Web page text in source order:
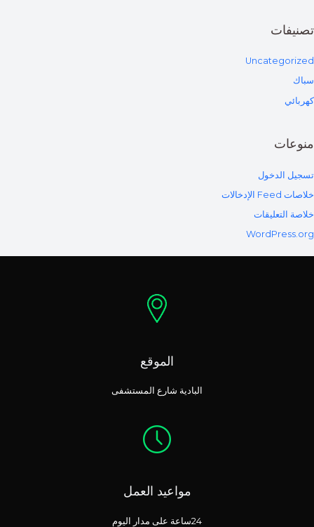
تصنيفات
Uncategorized
سباك
كهربائي
منوعات
تسجيل الدخول
خلاصات Feed الإدخالات
خلاصة التعليقات
WordPress.org
الموقع
البادية شارع المستشفى
مواعيد العمل
24ساعة على مدار اليوم